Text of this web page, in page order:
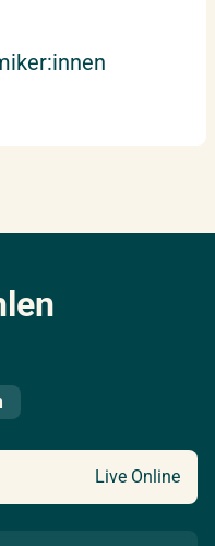
Live Online